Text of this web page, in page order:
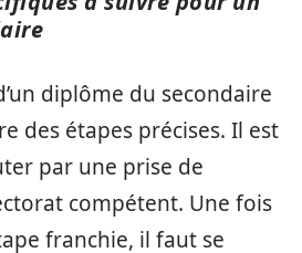
diplôme du secondaire
des étapes précises. Il est
par une prise de
compétent. Une fois
franchie, il faut se